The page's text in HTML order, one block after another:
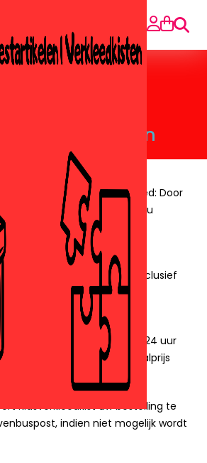
Search
speelgoed en
feestartikelen
feestartikelen/speelgoed: Door
geeft u te kennen dat u
leverings- en
zijn inclusief b.t.w. en exclusief
geplaatst heeft ontvangt u
en verzenden wij u binnen 24 uur
een email met de totaalprijs
Kidsverkleedkist uw bestelling te
indien niet mogelijk wordt